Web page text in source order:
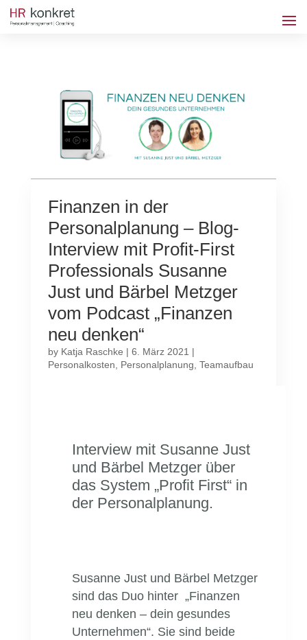
Finanzen in der
Personalplanung – Blog-
Interview mit Profit-First
Professionals Susanne
Just und Bärbel Metzger
vom Podcast „Finanzen
neu denken“
by Katja Raschke | 6. März 2021 |
Personalkosten, Personalplanung, Teamaufbau
Interview mit Susanne Just
und Bärbel Metzger über
das System „Profit First“ in
der Personalplanung.
Susanne Just und Bärbel Metzger
sind das Duo hinter „Finanzen
neu denken – dein gesundes
Unternehmen“. Sie sind beide